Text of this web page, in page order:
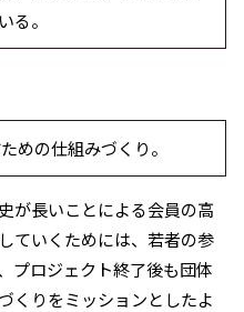
る。
めの仕組みづくり。
が長いことによる会員の高
ていくためには、若者の参
プロジェクト終了後も団体
くりをミッションとしたよ